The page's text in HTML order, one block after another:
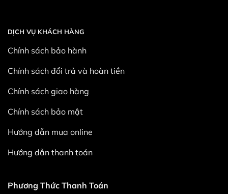
DỊCH VỤ KHÁCH HÀNG
Chính sách bảo hành
Chính sách đổi trả và hoàn tiền
Chính sách giao hàng
Chính sách bảo mật
Hướng dẫn mua online
Hướng dẫn thanh toán
Phương Thức Thanh Toán